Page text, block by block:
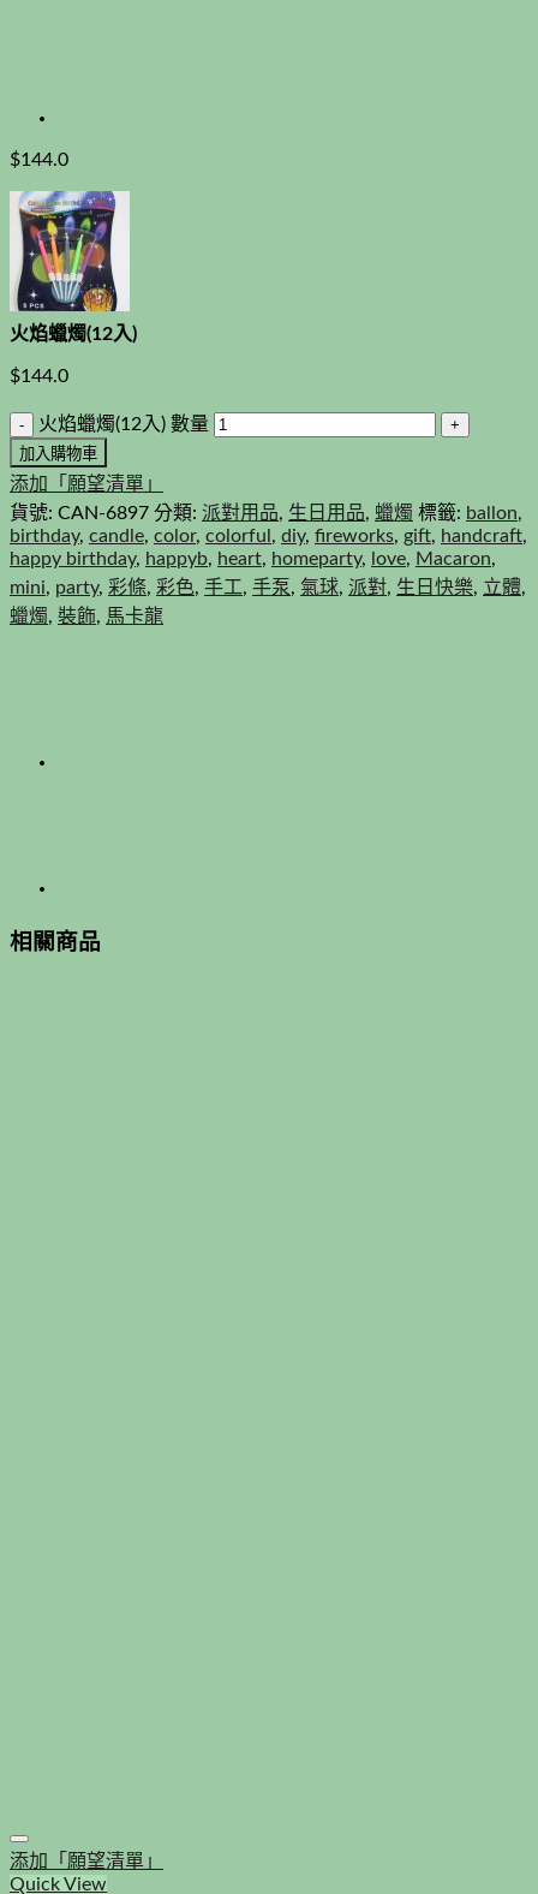
$144.0
火焰蠟燭(12入)
$144.0
火焰蠟燭(12入) 數量
加入購物車
添加「願望清單」
貨號: CAN-6897 分類: 派對用品, 生日用品, 蠟燭 標籤: ballon,
birthday, candle, color, colorful , diy, fireworks, gift, handcraft,
happy birthday, happyb, heart, homeparty, love, Macaron,
mini, party, 彩條, 彩色, 手工, 手泵, 氣球, 派對, 生日快樂, 立體,
蠟燭, 裝飾, 馬卡龍
相關商品
添加「願望清單」
Quick View